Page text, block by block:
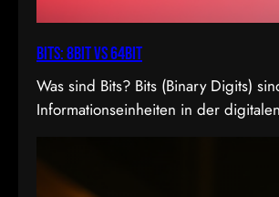
Bits: 8bit vs 64bit
Was sind Bits? Bits (Binary Digits)
Informationseinheiten in der
Farbdarstellung und Verarbeitung,